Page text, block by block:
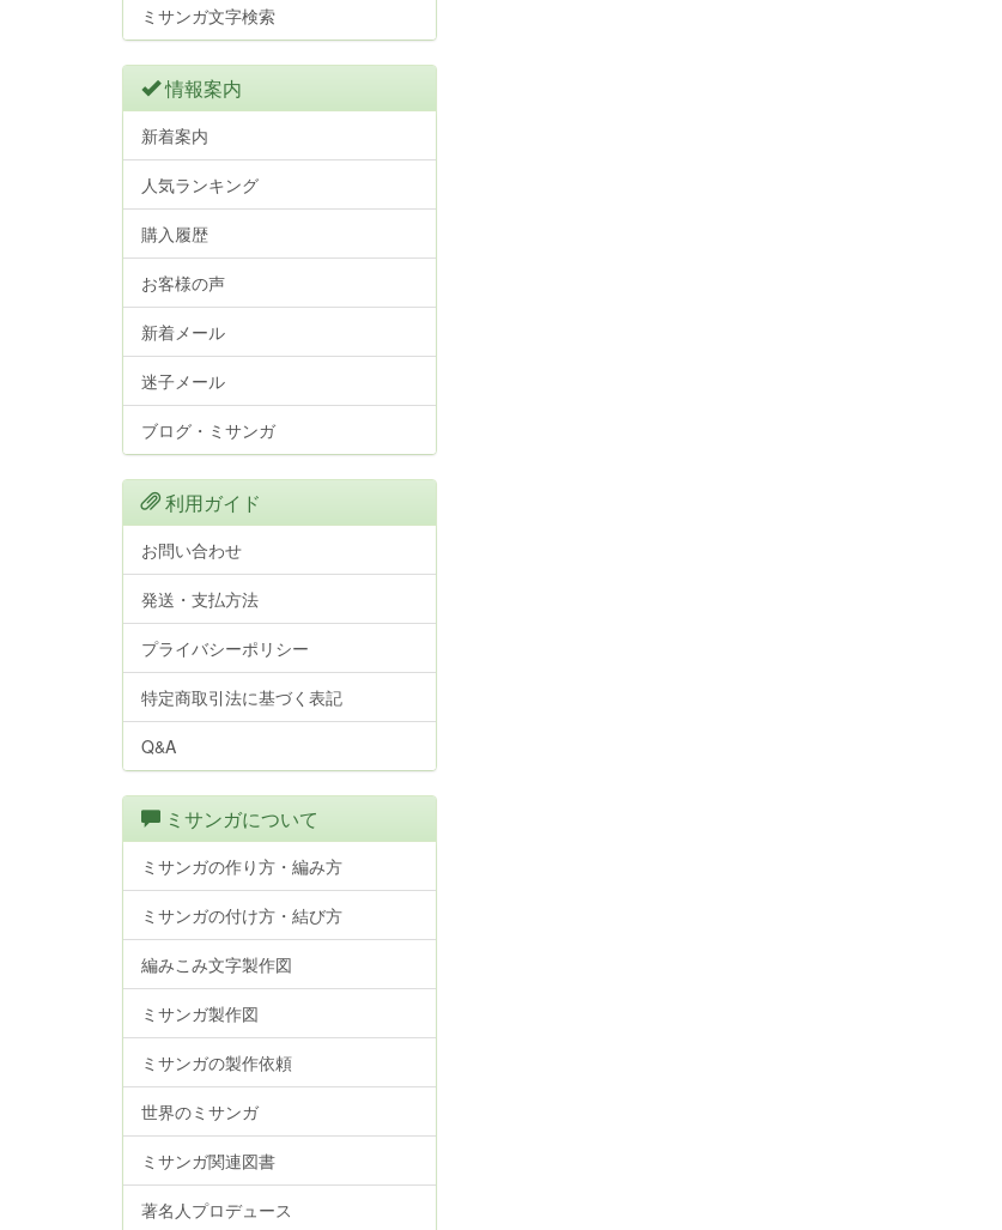
ミサンガ文字検索
情報案内
新着案内
人気ランキング
購入履歴
お客様の声
新着メール
迷子メール
ブログ・ミサンガ
利用ガイド
お問い合わせ
発送・支払方法
プライバシーポリシー
特定商取引法に基づく表記
Q&A
ミサンガについて
ミサンガの作り方・編み方
ミサンガの付け方・結び方
編みこみ文字製作図
ミサンガ製作図
ミサンガの製作依頼
世界のミサンガ
ミサンガ関連図書
著名人プロデュース